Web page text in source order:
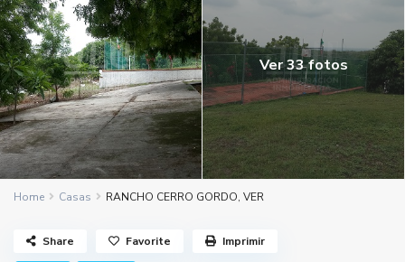
Ver 33 fotos
Home Casas RANCHO CERRO GORDO, VER
Share Favorite Imprimir